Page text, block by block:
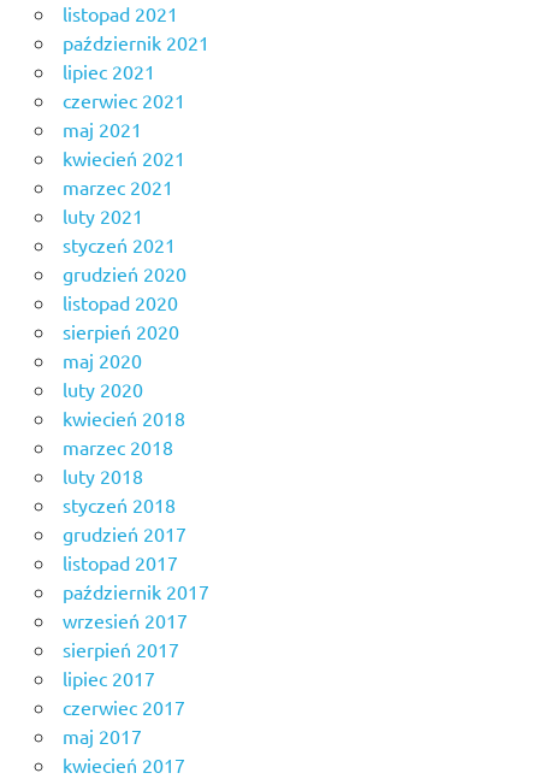
listopad 2021
październik 2021
lipiec 2021
czerwiec 2021
maj 2021
kwiecień 2021
marzec 2021
luty 2021
styczeń 2021
grudzień 2020
listopad 2020
sierpień 2020
maj 2020
luty 2020
kwiecień 2018
marzec 2018
luty 2018
styczeń 2018
grudzień 2017
listopad 2017
październik 2017
wrzesień 2017
sierpień 2017
lipiec 2017
czerwiec 2017
maj 2017
kwiecień 2017